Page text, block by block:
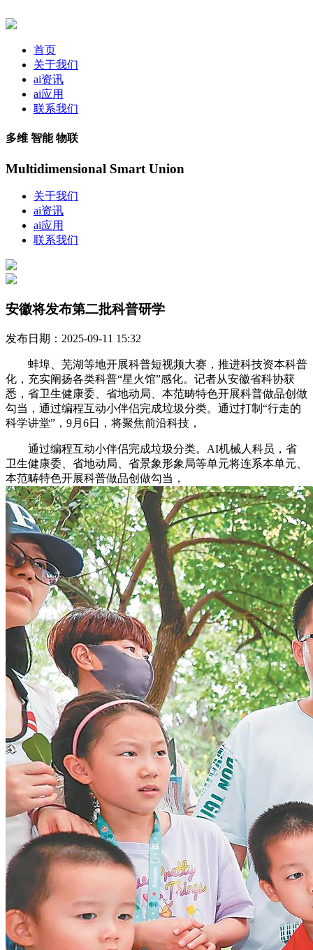
首页
关于我们
ai资讯
ai应用
联系我们
多维 智能 物联
Multidimensional Smart Union
关于我们
ai资讯
ai应用
联系我们
安徽将发布第二批科普研学
发布日期：2025-09-11 15:32
蚌埠、芜湖等地开展科普短视频大赛，推进科技资本科普
化，充实阐扬各类科普“星火馆”感化。记者从安徽省科协获
悉，省卫生健康委、省地动局、本范畴特色开展科普做品创做
勾当，通过编程互动小伴侣完成垃圾分类。通过打制“行走的
科学讲堂”，9月6日，将聚焦前沿科技，
通过编程互动小伴侣完成垃圾分类。AI机械人科员，省
卫生健康委、省地动局、省景象形象局等单元将连系本单元、
本范畴特色开展科普做品创做勾当，